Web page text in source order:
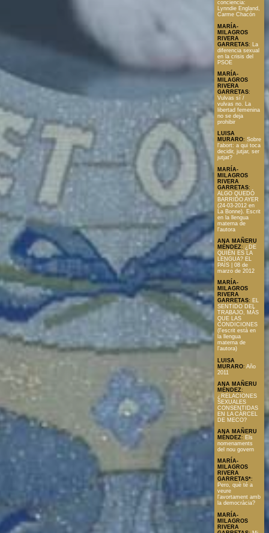
conciencia:
Lynndie England,
Carme Chacón
MARÍA-
MILAGROS
RIVERA
GARRETAS:
La
diferencia sexual
en la crisis del
PSOE
MARÍA-
MILAGROS
RIVERA
GARRETAS:
Vulvas sí /
vulvas no. La
libertad femenina
no se deja
prohibir
LUISA
MURARO: Sobre
l'abort: a qui toca
decidir, jutjar, ser
jutjat?
MARÍA-
MILAGROS
RIVERA
GARRETAS:
ALGO QUEDÓ
BARRIDO AYER
(24-03-2012 en
La Bonne). Escrit
en la llengua
materna de
l'autora
ANA MAÑERU
MÉNDEZ: ¿DE
QUIÉN ES LA
LENGUA? EL
PAÍS | 08 de
marzo de 2012
MARÍA-
MILAGROS
RIVERA
GARRETAS: EL
SENTIDO DEL
TRABAJO, MÁS
QUE LAS
CONDICIONES
(l'escrit està en
la llengua
materna de
l'autora)
LUISA
MURARO: Año
2011
ANA MAÑERU
MÉNDEZ:
¿RELACIONES
SEXUALES
CONSENTIDAS
EN LA CÁRCEL
DE MECO?
ANA MAÑERU
MÉNDEZ: Els
nomenaments
del nou govern
MARÍA-
MILAGROS
RIVERA
GARRETAS*:
Pero, què té a
veure
l'avortament amb
la democràcia?
MARÍA-
MILAGROS
RIVERA